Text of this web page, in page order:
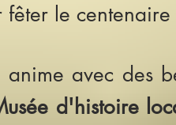
fêter le
avec des
d'histoire